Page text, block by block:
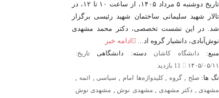
تاریخ دوشنبه ۵ مرداد ۱۴۰۵، از ساعت ۱۰ تا ۱۲، در
تالار شهید سلیمانی ساختمان شهید رئیسی برگزار
شد. در این نشست تخصصی، دکتر محمد مشهدی
نوش‌آبادی، دانشیار گروه اد...
ادامه خبر
منبع: دانشگاه کاشان دسته: دانشگاهی تاریخ:
۱۴۰۵/۰۵/۱۱
تگ ها: صلح ,گروه ,کلیدواژه‌ها امام , سیاسی , ائمه ,
مشهدی , دکتر مشهدی , مشهدی نوش , مشهدی نوش